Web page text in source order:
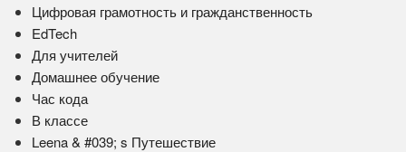
Цифровая грамотность и гражданственность
EdTech
Для учителей
Домашнее обучение
Час кода
В классе
Leena & #039; s Путешествие